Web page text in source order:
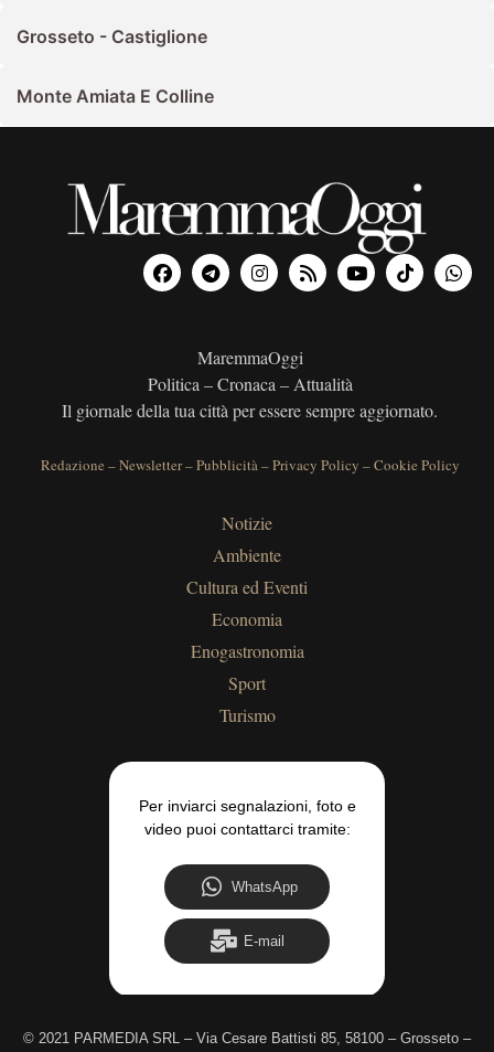
Grosseto - Castiglione
Monte Amiata E Colline
MaremmaOggi
Politica – Cronaca – Attualità
Il giornale della tua città per essere sempre aggiornato.
Redazione –Newsletter–Pubblicità–Privacy Policy –Cookie Policy
Notizie
Ambiente
Cultura ed Eventi
Economia
Enogastronomia
Sport
Turismo
Per inviarci segnalazioni, foto e
video puoi contattarci tramite:
WhatsApp
E-mail
© 2021 PARMEDIA SRL – Via Cesare Battisti 85, 58100 – Grosseto –